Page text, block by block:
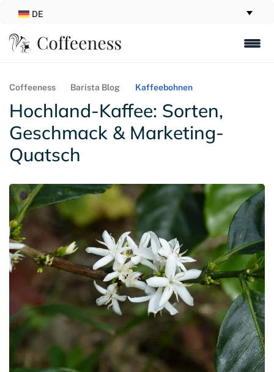
DE
Coffeeness Barista Blog Kaffeebohnen
Hochland-Kaffee: Sorten,
Geschmack & Marketing-
Quatsch